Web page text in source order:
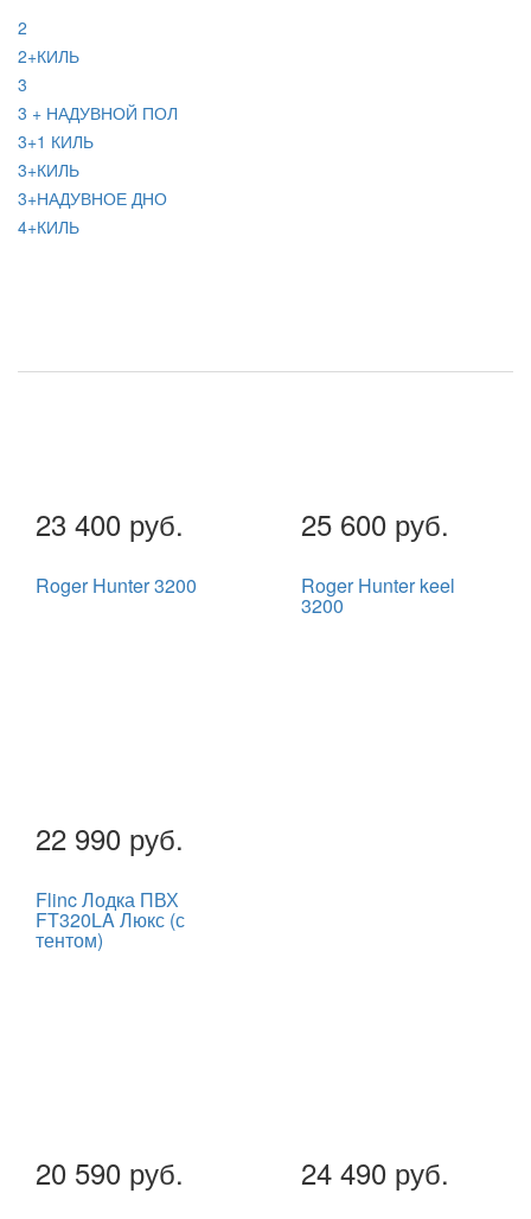
2
2+КИЛЬ
3
3 + НАДУВНОЙ ПОЛ
3+1 КИЛЬ
3+КИЛЬ
3+НАДУВНОЕ ДНО
4+КИЛЬ
23 400 руб.
Roger Hunter 3200
25 600 руб.
Roger Hunter keel
3200
22 990 руб.
Flinc Лодка ПВХ
FT320LA Люкс (с
тентом)
20 590 руб. 24 490 руб.